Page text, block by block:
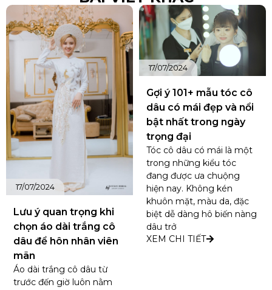
17/07/2024
Lưu ý quan trọng khi
chọn áo dài trắng cô
dâu để hôn nhân viên
mãn
Áo dài trắng cô dâu từ
trước đến giờ luôn nằm
17/07/2024
Gợi ý 101+ mẫu tóc cô
dâu có mái đẹp và nổi
bật nhất trong ngày
trọng đại
Tóc cô dâu có mái là một
trong những kiểu tóc
đang được ưa chuộng
hiện nay. Không kén
khuôn mặt, màu da, đặc
biệt dễ dàng hô biến nàng
dâu trở
XEM CHI TIẾT